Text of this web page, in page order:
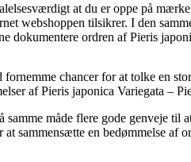
at du er oppe på
webshoppen tilsikrer. I den
dokumentere ordren af Pieris
chancer for at tolke en
af Pieris japonica Variegata –
samme måde flere gode genveje
sammensætte en bedømmelse af